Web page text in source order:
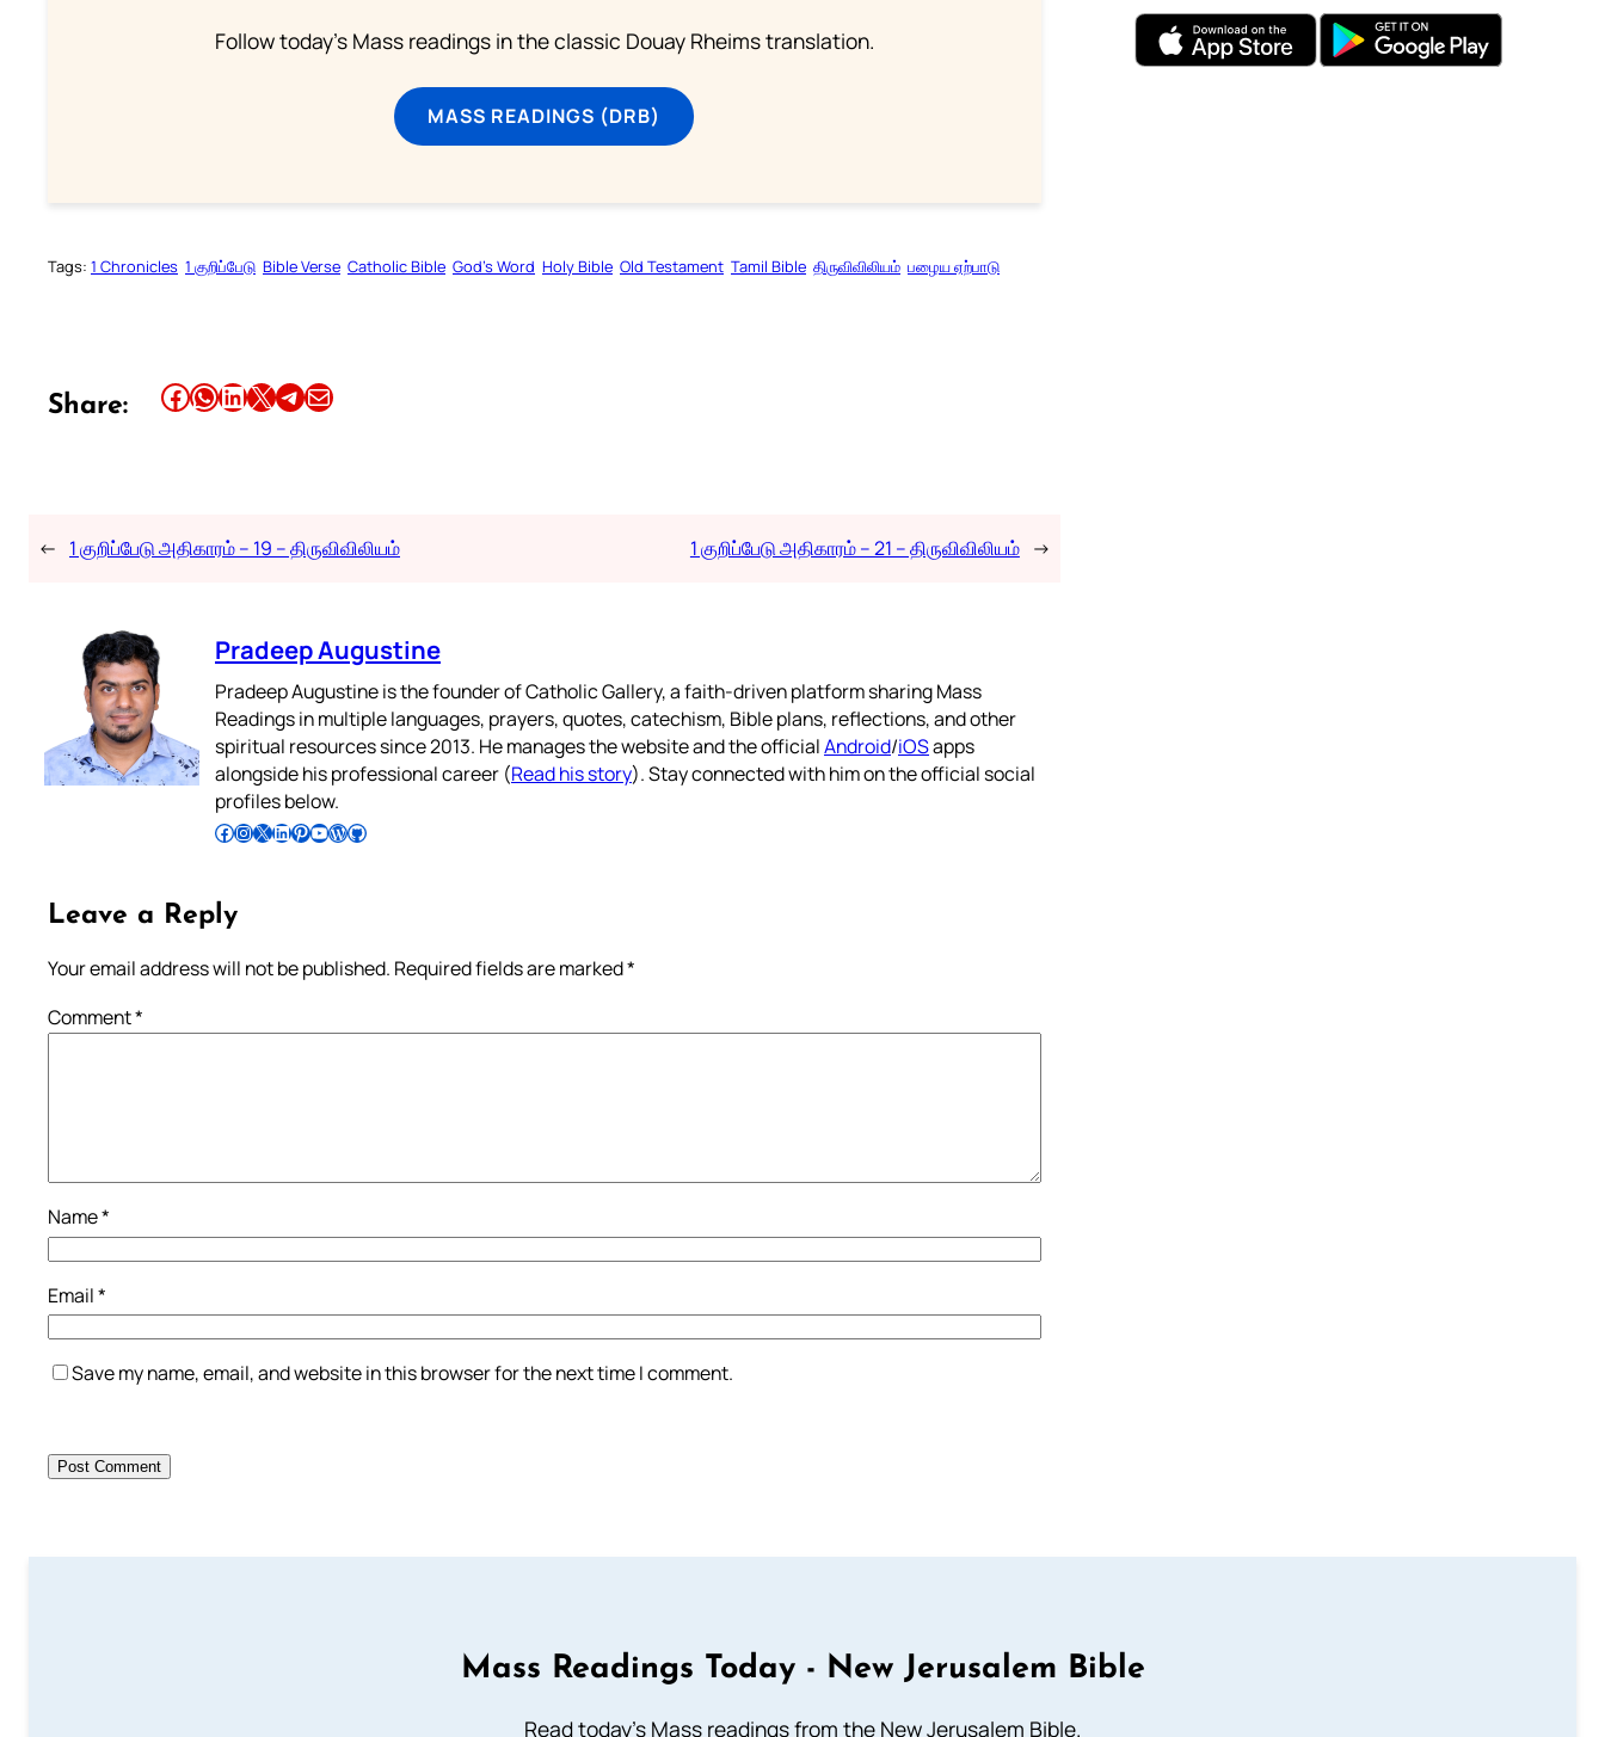
Follow today's Mass readings in the classic Douay Rheims translation.
MASS READINGS (DRB)
Tags: 1 Chronicles 1 குறிப்பேடு Bible Verse Catholic Bible God’s Word Holy Bible Old Testament Tamil Bible திருவிவிலியம் பழைய ஏற்பாடு
Share: Share this article on Facebook Share this article on WhatsApp Share this article on LinkedIn Share this article on X Share this article on TelegramEmail this Article
← 1 குறிப்பேடு அதிகாரம் – 19 – திருவிவிலியம் 1 குறிப்பேடு அதிகாரம் – 21 – திருவிவிலியம் →
Pradeep Augustine
Pradeep Augustine is the founder of Catholic Gallery, a faith-driven platform sharing Mass
Readings in multiple languages, prayers, quotes, catechism, Bible plans, reflections, and other
spiritual resources since 2013. He manages the website and the officialAndroid/iOSapps
alongside his professional career (Read his story). Stay connected with him on the official social
profiles below.
Follow Pradeep on Facebook Follow Pradeep on InstagramFollow Pradeep on X Follow Pradeep on LinkedIn Follow Pradeep on Pinterest Subscribe to Pradeep’s Youtube Channel Follow Pradeep on WordPress Follow Pradeep on GitHub
Leave a Reply
Your email address will not be published. Required fields are marked*
Comment*
Name*
Email*
Save my name, email, and website in this browser for the next time I comment.
Mass Readings Today - New Jerusalem Bible
Read today's Mass readings from the New Jerusalem Bible.